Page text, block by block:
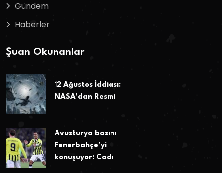
Gündem
Haberler
Şuan Okunanlar
12 Ağustos İddiası:
NASA’dan Resmi
Avusturya basını
Fenerbahçe’yi
konuşuyor: Cadı